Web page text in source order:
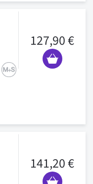
127,90 €
141,20 €